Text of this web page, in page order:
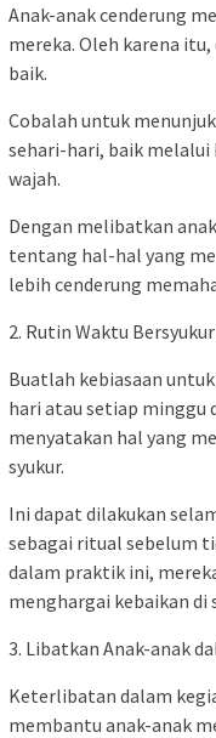
Anak-anak cenderung
mereka. Oleh karena
baik.
Cobalah untuk
sehari-hari, baik
wajah.
Dengan melibatkan
tentang hal-hal yang
lebih cenderung
2. Rutin Waktu
Buatlah kebiasaan
hari atau setiap minggu
menyatakan hal yang
syukur.
Ini dapat dilakukan
sebagai ritual sebelum
dalam praktik ini,
menghargai kebaikan di
3. Libatkan Anak-anak
Keterlibatan dalam
membantu anak-anak